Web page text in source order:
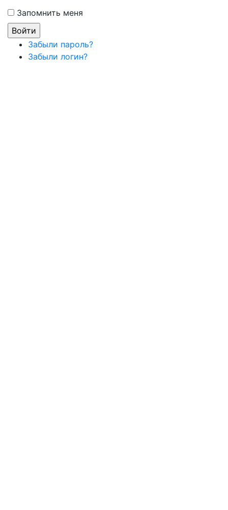
Запомнить меня
Забыли пароль?
Забыли логин?